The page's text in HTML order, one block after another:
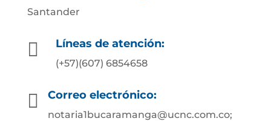
Santander
 Líneas de atención:
(+57)(607) 6854658
 Correo electrónico:
notaria1bucaramanga@ucnc.com.co;